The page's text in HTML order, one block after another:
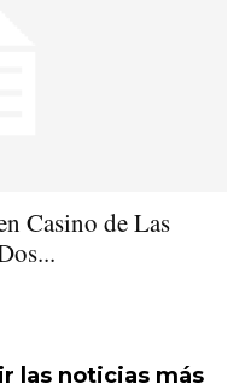
Casino de Las
las noticias más